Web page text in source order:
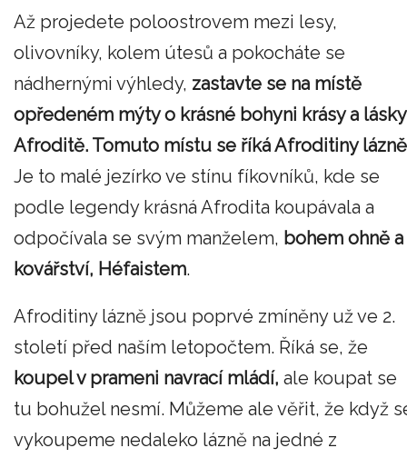
Až projedete poloostrovem mezi lesy,
olivovníky, kolem útesů a pokocháte se
nádhernými výhledy, zastavte se na místě
opředeném mýty o krásné bohyni krásy a lásky
Afroditě. Tomuto místu se říká Afroditiny lázně
Je to malé jezírko ve stínu fíkovníků, kde se
podle legendy krásná Afrodita koupávala a
odpočívala se svým manželem, bohem ohně a
kovářství, Héfaistem.
Afroditiny lázně jsou poprvé zmíněny už ve 2.
století před naším letopočtem. Říká se, že
koupel v prameni navrací mládí, ale koupat se
tu bohužel nesmí. Můžeme ale věřit, že když
vykoupeme nedaleko lázně na jedné z